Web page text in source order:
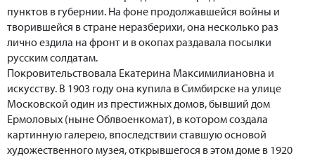
пунктов в губернии. На фоне продолжавшейся войны и
творившейся в стране неразберихи, она несколько раз
лично ездила на фронт и в окопах раздавала посылки
русским солдатам.
Покровительствовала Екатерина Максимилиановна и
искусству. В 1903 году она купила в Симбирске на улице
Московской один из престижных домов, бывший дом
Ермоловых (ныне Облвоенкомат), в котором создала
картинную галерею, впоследствии ставшую основой
художественного музея, открывшегося в этом доме в 1920